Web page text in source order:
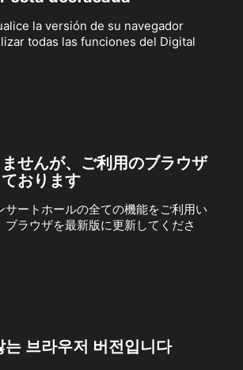
la versión de su navegador
todas las funciones del Digital
せんが、ご利用のブラウザ
おります
サートホールの全ての機能をご利用い
ブラウザを最新版に更新してくださ
는 브라우저 버전입니다